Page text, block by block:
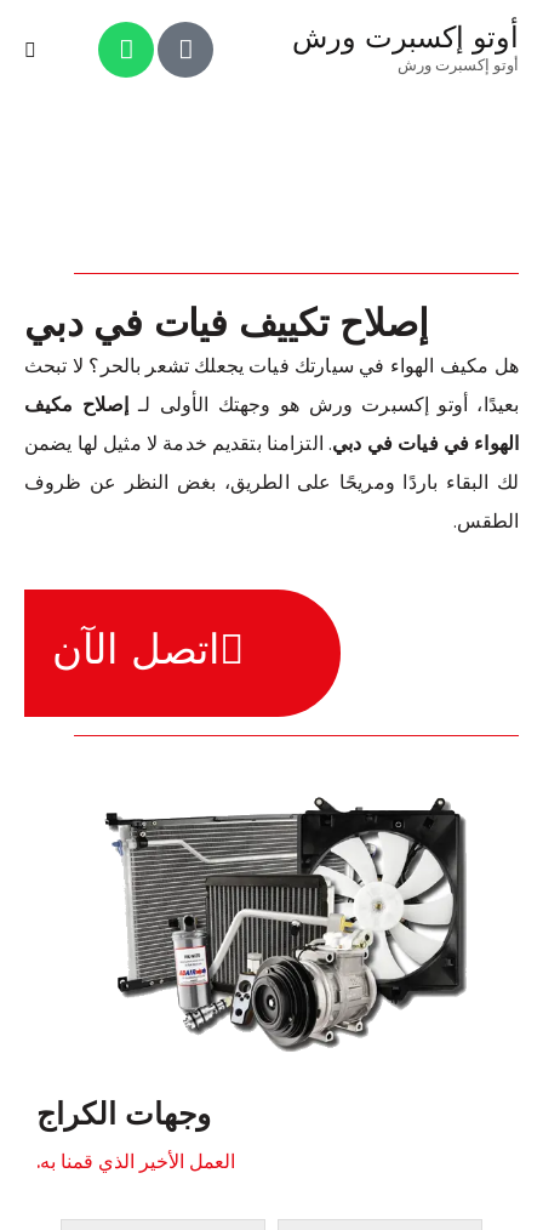
أوتو إكسبرت ورش
أوتو إكسبرت ورش
إصلاح تكييف فيات في دبي
هل مكيف الهواء في سيارتك فيات يجعلك تشعر بالحر؟ لا تبحث
بعيدًا، أوتو إكسبرت ورش هو وجهتك الأولى لـ إصلاح مكيف
الهواء في فيات في دبي. التزامنا بتقديم خدمة لا مثيل لها يضمن
لك البقاء باردًا ومريحًا على الطريق، بغض النظر عن ظروف
الطقس.
اتصل الآن
وجهات الكراج
العمل الأخير الذي قمنا به.